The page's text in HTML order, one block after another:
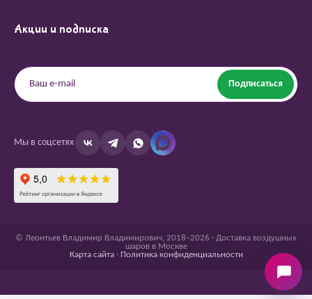
Акции и подписка
Подписаться
Мы в соцсетях
© Леонтьев Владимир Владимирович, 2018–2026 · Доставка воздушных
шаров в Москве
Карта сайта· Политика конфиденциальности